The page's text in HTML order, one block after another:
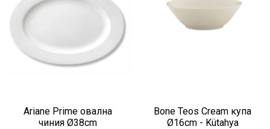
Ariane Prime овална
чиния Ø38cm
Bone Teos Cream купа
Ø16cm - Kütahya